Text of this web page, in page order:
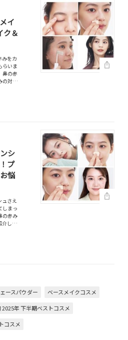
イ
ク＆
みをカ
らいま
鼻の赤
の対…
シ
プ
悩
ュさえ
しまっ
の赤み
介し…
ースパウダー
ベースメイクコスメ
年 下半期ベストコスメ
コスメ